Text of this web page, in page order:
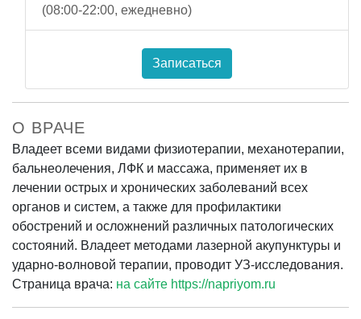
(08:00-22:00, ежедневно)
Записаться
О ВРАЧЕ
Владеет всеми видами физиотерапии, механотерапии,
бальнеолечения, ЛФК и массажа, применяет их в
лечении острых и хронических заболеваний всех
органов и систем, а также для профилактики
обострений и осложнений различных патологических
состояний. Владеет методами лазерной акупунктуры и
ударно-волновой терапии, проводит УЗ-исследования.
Страница врача: на сайте https://napriyom.ru